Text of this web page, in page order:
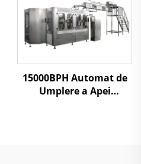
15000BPH Automat de
Umplere a Apei